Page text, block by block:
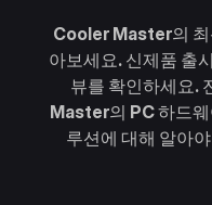
Cooler Master의 최
아보세요. 신제품 출
뷰를 확인하세요.
Master의 PC 하드웨
루션에 대해 알아